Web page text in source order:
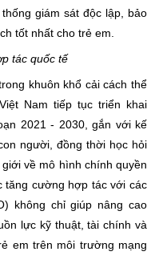
giám sát độc lập, bảo
tốt nhất cho trẻ em.
tác quốc tế
khuôn khổ cải cách thể
Nam tiếp tục triển khai
2021 - 2030, gắn với kế
người, đồng thời học hỏi
về mô hình chính quyền
tăng cường hợp tác với các
không chỉ giúp nâng cao
lực kỹ thuật, tài chính và
em trên môi trường mạng